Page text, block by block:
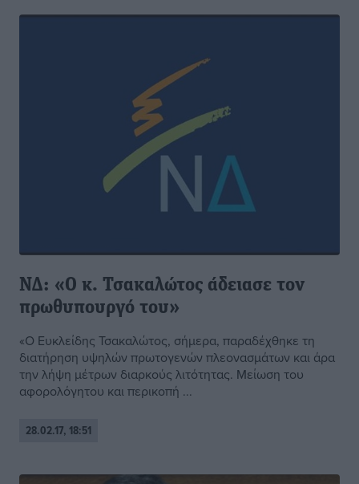
ΝΔ: «Ο κ. Τσακαλώτος άδειασε τον
πρωθυπουργό του»
«Ο Ευκλείδης Τσακαλώτος, σήμερα, παραδέχθηκε τη
διατήρηση υψηλών πρωτογενών πλεονασμάτων και άρα
την λήψη μέτρων διαρκούς λιτότητας. Μείωση του
αφορολόγητου και περικοπή ...
28.02.17, 18:51